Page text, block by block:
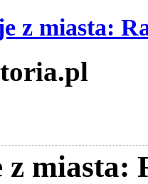
z miasta:
miasta: